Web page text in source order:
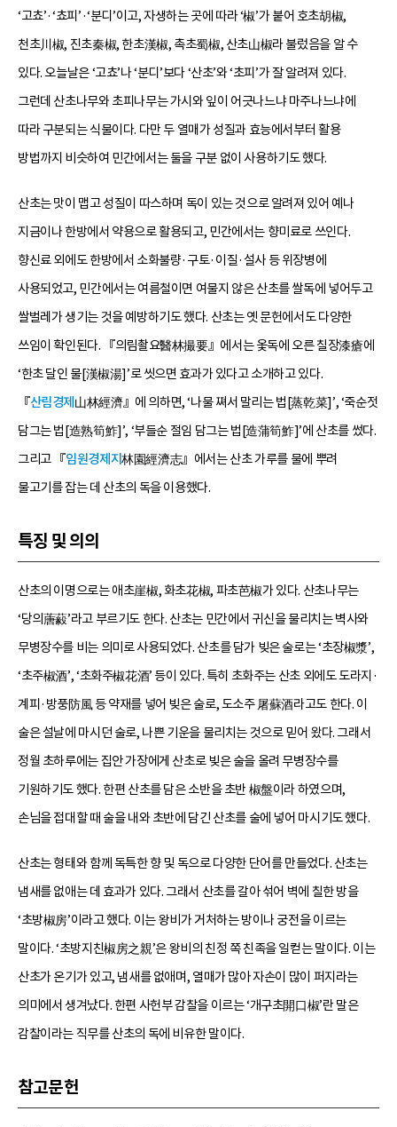
‘고쵸’·‘쵸피’·‘분디’이고, 자생하는 곳에 따라 ‘椒’가 붙어 호초胡椒,
천초川椒, 진초秦椒, 한초漢椒, 촉초蜀椒, 산초山椒라 불렀음을 알 수
있다. 오늘날은 ‘고쵸’나 ‘분디’보다 ‘산초’와 ‘초피’가 잘 알려져 있다.
그런데 산초나무와 초피나무는 가시와 잎이 어긋나느냐 마주나느냐에
따라 구분되는 식물이다. 다만 두 열매가 성질과 효능에서부터 활용
방법까지 비슷하여 민간에서는 둘을 구분 없이 사용하기도 했다.
산초는 맛이 맵고 성질이 따스하며 독이 있는 것으로 알려져 있어 예나
지금이나 한방에서 약용으로 활용되고, 민간에서는 향미료로 쓰인다.
향신료 외에도 한방에서 소화불량·구토·이질·설사 등 위장병에
사용되었고, 민간에서는 여름철이면 여물지 않은 산초를 쌀독에 넣어두고
쌀벌레가 생기는 것을 예방하기도 했다. 산초는 옛 문헌에서도 다양한
쓰임이 확인된다. 『의림촬요醫林撮要』에서는 옻독에 오른 칠장漆瘡에
‘한초 달인 물[漢椒湯]’로 씻으면 효과가 있다고 소개하고 있다.
『산림경제 山林經濟』에 의하면, ‘나물 쪄서 말리는 법[蒸乾菜]’, ‘죽순젓
담그는 법[造熟筍鮓]’, ‘부들순 절임 담그는 법[造蒲筍鮓]’에 산초를 썼다.
그리고 『임원경제지林園經濟志』에서는 산초 가루를 물에 뿌려
물고기를 잡는 데 산초의 독을 이용했다.
특징 및 의의
산초의 이명으로는 애초崖椒, 화초花椒, 파초芭椒가 있다. 산초나무는
‘당의蓎藙’라고 부르기도 한다. 산초는 민간에서 귀신을 물리치는 벽사와
무병장수를 비는 의미로 사용되었다. 산초를 담가 빚은 술로는 ‘초장椒漿’,
‘초주椒酒’, ‘초화주椒花酒’ 등이 있다. 특히 초화주는 산초 외에도 도라지·
계피·방풍防風 등 약재를 넣어 빚은 술로, 도소주 屠蘇酒라고도 한다. 이
술은 설날에 마시던 술로, 나쁜 기운을 물리치는 것으로 믿어 왔다. 그래서
정월 초하루에는 집안 가장에게 산초로 빚은 술을 올려 무병장수를
기원하기도 했다. 한편 산초를 담은 소반을 초반 椒盤이라 하였으며,
손님을 접대할 때 술을 내와 초반에 담긴 산초를 술에 넣어 마시기도 했다.
산초는 형태와 함께 독특한 향 및 독으로 다양한 단어를 만들었다. 산초는
냄새를 없애는 데 효과가 있다. 그래서 산초를 갈아 섞어 벽에 칠한 방을
‘초방椒房’이라고 했다. 이는 왕비가 거처하는 방이나 궁전을 이르는
말이다. ‘초방지친椒房之親’은 왕비의 친정 쪽 친족을 일컫는 말이다. 이는
산초가 온기가 있고, 냄새를 없애며, 열매가 많아 자손이 많이 퍼지라는
의미에서 생겨났다. 한편 사헌부 감찰을 이르는 ‘개구초開口椒’란 말은
감찰이라는 직무를 산초의 독에 비유한 말이다.
참고문헌